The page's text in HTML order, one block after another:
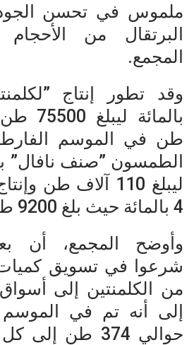
ملموس في تحسن
البرتقال من
المجمع.
طن في الموسم الفارط.
ليبلغ 110 آلاف طن
4 بالمائة حيث بلغ 9200 طن.
وأوضح المجمع، أن
شرعوا في تسويق
من الكلمنتين إلى أسواق
إلى أنه تم في الموسم